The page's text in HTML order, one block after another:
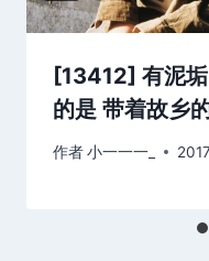
[13412] 有泥
的是 带着故乡
作者小一一一_